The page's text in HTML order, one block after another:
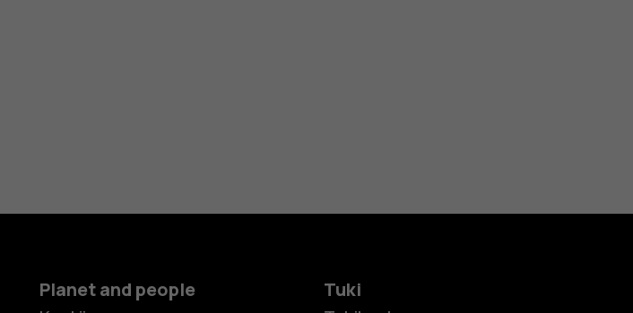
Planet and people
Tuki